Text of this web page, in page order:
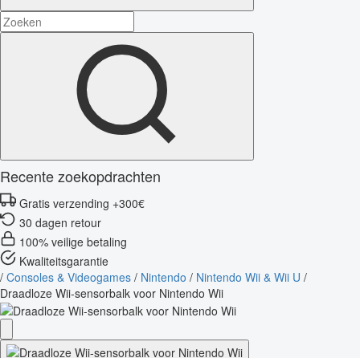
Recente zoekopdrachten
Gratis verzending +300€
30 dagen retour
100% veilige betaling
Kwaliteitsgarantie
/ Consoles & Videogames / Nintendo / Nintendo Wii & Wii U /
Draadloze Wii-sensorbalk voor Nintendo Wii